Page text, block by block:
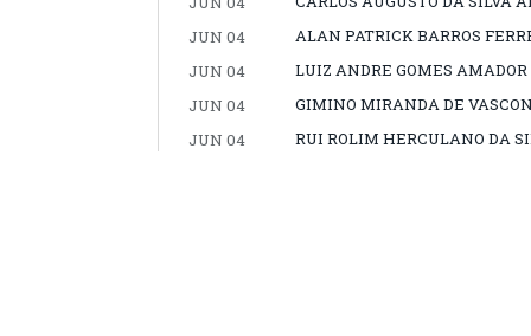
JUN 04
ALAN PATRICK BARROS
JUN 04
LUIZ ANDRE GOMES AMADOR
JUN 04
GIMINO MIRANDA DE
JUN 04
RUI ROLIM HERCULANO DA